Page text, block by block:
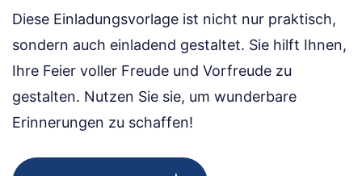
Diese Einladungsvorlage ist nicht nur praktisch,
sondern auch einladend gestaltet. Sie hilft Ihnen,
Ihre Feier voller Freude und Vorfreude zu
gestalten. Nutzen Sie sie, um wunderbare
Erinnerungen zu schaffen!